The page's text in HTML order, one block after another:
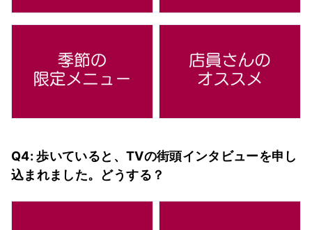
Q4: 歩いていると、TVの街頭インタビューを申し
込まれました。どうする？